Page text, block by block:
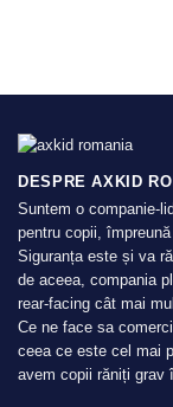
DESPRE AXKID
Suntem o companie-
pentru copii,
Siguranța este și va
de aceea, compania
rear-facing cât mai
Ce ne face sa
ceea ce este cel mai
avem copii răniți grav